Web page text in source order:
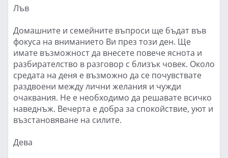
Лъв
Домашните и семейните въпроси ще бъдат във
фокуса на вниманието Ви през този ден. Ще
имате възможност да внесете повече яснота и
разбирателство в разговор с близък човек. Около
средата на деня е възможно да се почувствате
раздвоени между лични желания и чужди
очаквания. Не е необходимо да решавате всичко
наведнъж. Вечерта е добра за спокойствие, уют и
възстановяване на силите.
Дева